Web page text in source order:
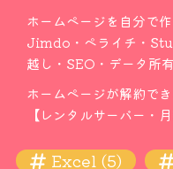
ホームページを自分で
Jimdo・ペライチ・
越し・SEO・データ所
ホームページが解約で
【レンタルサーバー・
Excel (5)